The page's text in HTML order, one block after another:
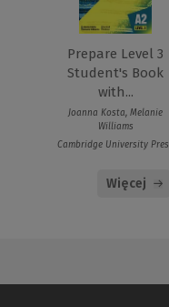
Prepare Level 3
Student's Book
with...
Joanna Kosta, Melanie
Williams
Cambridge University
Więcej